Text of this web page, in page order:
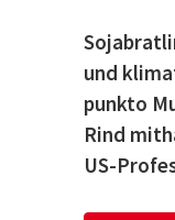
und
punkto
Rind
US-